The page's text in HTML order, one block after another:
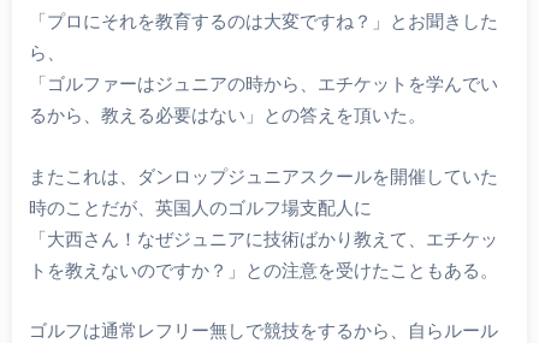
「プロにそれを教育するのは大変ですね？」とお聞きした
ら、
「ゴルファーはジュニアの時から、エチケットを学んでい
るから、教える必要はない」との答えを頂いた。
またこれは、ダンロップジュニアスクールを開催していた
時のことだが、英国人のゴルフ場支配人に
「大西さん！なぜジュニアに技術ばかり教えて、エチケッ
トを教えないのですか？」との注意を受けたこともある。
ゴルフは通常レフリー無しで競技をするから、自らルール